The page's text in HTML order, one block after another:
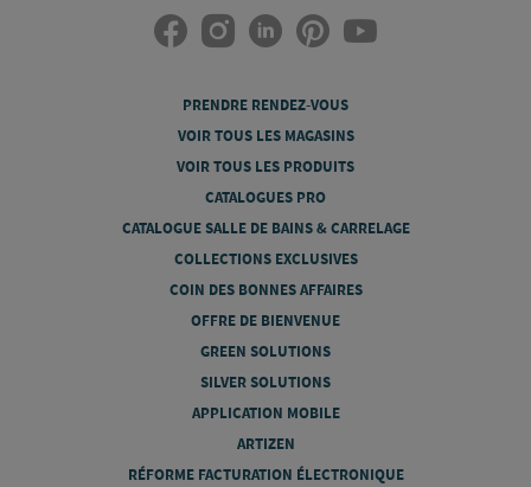
PRENDRE RENDEZ-VOUS
VOIR TOUS LES MAGASINS
VOIR TOUS LES PRODUITS
CATALOGUES PRO
CATALOGUE SALLE DE BAINS & CARRELAGE
COLLECTIONS EXCLUSIVES
COIN DES BONNES AFFAIRES
OFFRE DE BIENVENUE
GREEN SOLUTIONS
SILVER SOLUTIONS
APPLICATION MOBILE
ARTIZEN
RÉFORME FACTURATION ÉLECTRONIQUE